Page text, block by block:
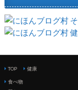
TOP 健康
食べ物